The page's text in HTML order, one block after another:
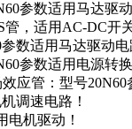
参数适用马达驱动
，适用AC-DC开
数适用马达驱动电
参数适用电源转换
应管：型号20N60
调速电路！
电机驱动！